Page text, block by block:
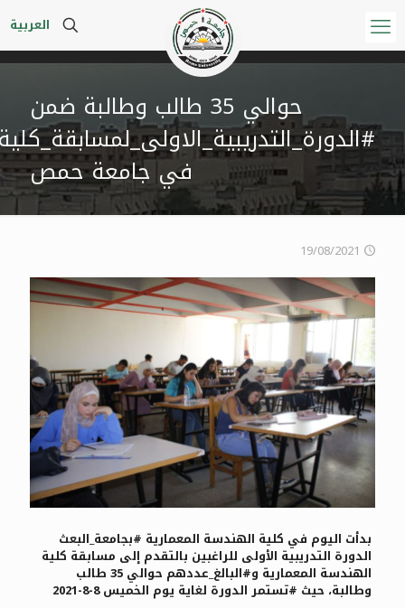
العربية
حوالي 35 طالب وطالبة ضمن
في جامعة حمص
19/08/2021
بدأت اليوم في كلية الهندسة المعمارية #بجامعة_البعث
الدورة التدريبية الأولى للراغبين بالتقدم إلى مسابقة كلية
الهندسة المعمارية و#البالغ_عددهم حوالي 35 طالب
وطالبة، حيث #تستمر الدورة لغاية يوم الخميس 8-8-2021